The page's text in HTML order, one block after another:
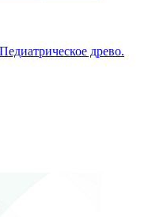
древо.